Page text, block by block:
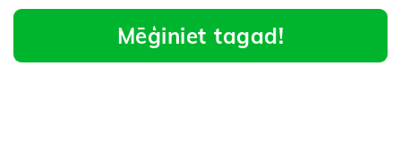
Mēģiniet tagad!